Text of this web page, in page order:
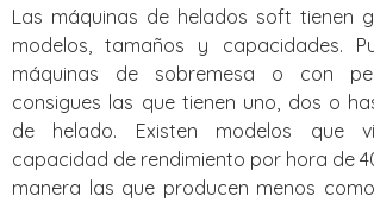
Las máquinas de helados soft tienen
modelos, tamaños y capacidades.
máquinas de sobremesa o con
consigues las que tienen uno, dos o
de helado. Existen modelos que
capacidad de rendimiento por hora de
manera las que producen menos